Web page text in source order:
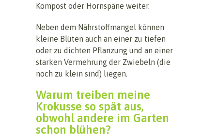
Kompost oder Hornspäne weiter.
Neben dem Nährstoffmangel können
kleine Blüten auch an einer zu tiefen
oder zu dichten Pflanzung und an einer
starken Vermehrung der Zwiebeln (die
noch zu klein sind) liegen.
Warum treiben meine
Krokusse so spät aus,
obwohl andere im Garten
schon blühen?